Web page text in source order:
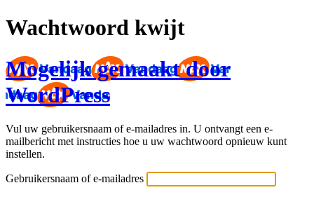
Wachtwoord kwijt
Mogelijk gemaakt door
WordPress
Vul uw gebruikersnaam of e-mailadres in. U ontvangt een e-
mailbericht met instructies hoe u uw wachtwoord opnieuw kunt
instellen.
Gebruikersnaam of e-mailadres